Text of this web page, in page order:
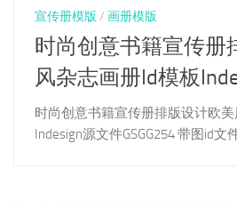
宣传册模版 / 画册模版
时尚创意书籍宣传册
风杂志画册Id模板
时尚创意书籍宣传册排版设计欧
Indesign源文件GSGG254 带图id文